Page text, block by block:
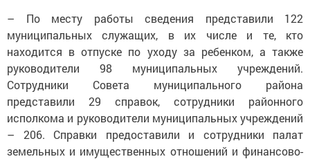
– По месту работы сведения представили 122
муниципальных служащих, в их числе и те, кто
находится в отпуске по уходу за ребенком, а также
руководители 98 муниципальных учреждений.
Сотрудники Совета муниципального района
представили 29 справок, сотрудники районного
исполкома и руководители муниципальных учреждений
– 206. Справки предоставили и сотрудники палат
земельных и имущественных отношений и финансово-